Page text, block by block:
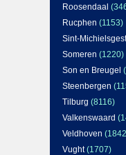
Roosendaal
Rucphen (1153)
Sint-
Someren (1220)
Son en Breugel
Steenbergen
Tilburg (8116)
Valkenswaard
Veldhoven
Vught(1707)